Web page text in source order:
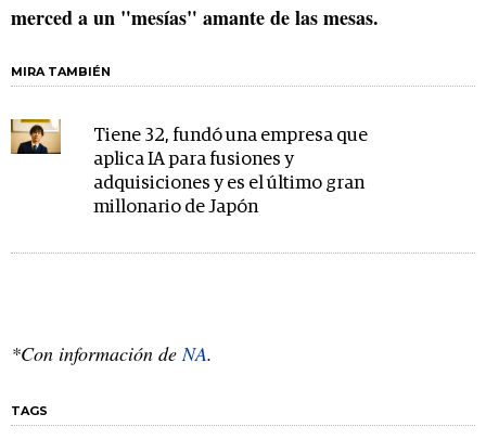
merced a un "mesías" amante de las mesas.
MIRA TAMBIÉN
Tiene 32, fundó una empresa que
aplica IA para fusiones y
adquisiciones y es el último gran
millonario de Japón
*Con información de NA.
TAGS